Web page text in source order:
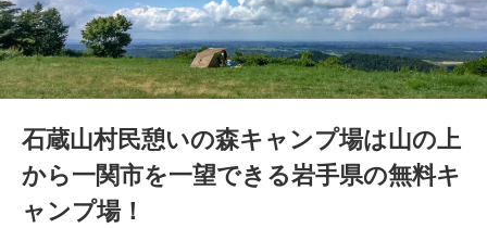
石蔵山村民憩いの森キャンプ場は山の上
から一関市を一望できる岩手県の無料キ
ャンプ場！